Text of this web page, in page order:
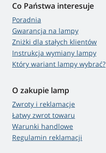
Co Państwa interesuje
Poradnia
Gwarancja na lampy
Zniżki dla stałych klientów
Instrukcja wymiany lampy
Który wariant lampy wybrać?
O zakupie lamp
Zwroty i reklamacje
Łatwy zwrot towaru
Warunki handlowe
Regulamin reklamacji